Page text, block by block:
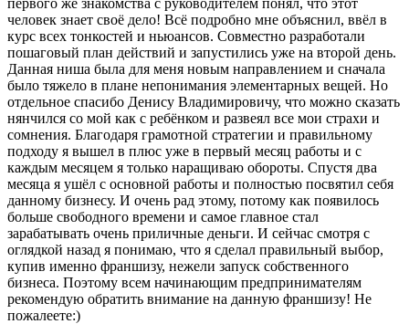
человек знает своё дело! Всё подробно мне объяснил, ввёл в
курс всех тонкостей и ньюансов. Совместно разработали
пошаговый план действий и запустились уже на второй день.
Данная ниша была для меня новым направлением и сначала
было тяжело в плане непонимания элементарных вещей. Но
отдельное спасибо Денису Владимировичу, что можно сказать
нянчился со мой как с ребёнком и развеял все мои страхи и
сомнения. Благодаря грамотной стратегии и правильному
подходу я вышел в плюс уже в первый месяц работы и с
каждым месяцем я только наращиваю обороты. Спустя два
месяца я ушёл с основной работы и полностью посвятил себя
данному бизнесу. И очень рад этому, потому как появилось
больше свободного времени и самое главное стал
зарабатывать очень приличные деньги. И сейчас смотря с
оглядкой назад я понимаю, что я сделал правильный выбор,
купив именно франшизу, нежели запуск собственного
бизнеса. Поэтому всем начинающим предпринимателям
рекомендую обратить внимание на данную франшизу! Не
пожалеете:)